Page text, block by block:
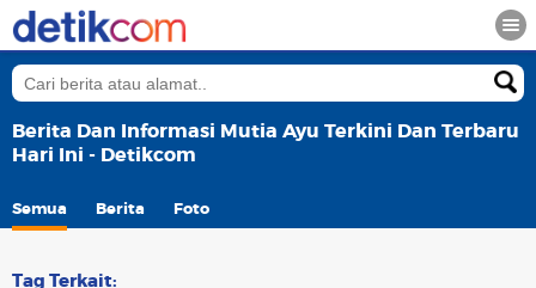
Berita Dan Informasi Mutia Ayu Terkini Dan Terbaru
Hari Ini - Detikcom
Semua Berita Foto
Tag Terkait: